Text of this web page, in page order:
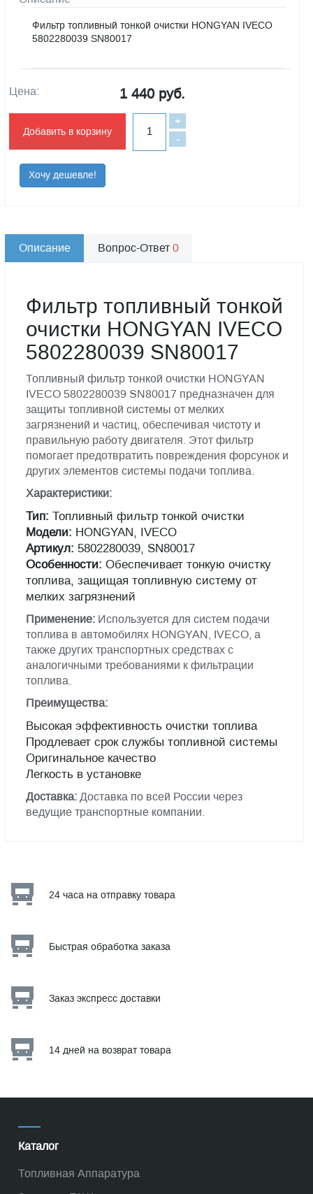
Фильтр топливный тонкой очистки HONGYAN IVECO
5802280039 SN80017
Цена: 1 440 руб.
Добавить в корзину
-
+
Хочу дешевле!
Описание Вопрос-Ответ0
Фильтр топливный тонкой
очистки HONGYAN IVECO
5802280039 SN80017
Топливный фильтр тонкой очистки HONGYAN
IVECO 5802280039 SN80017 предназначен для
защиты топливной системы от мелких
загрязнений и частиц, обеспечивая чистоту и
правильную работу двигателя. Этот фильтр
помогает предотвратить повреждения форсунок и
других элементов системы подачи топлива.
Характеристики:
Тип: Топливный фильтр тонкой очистки
Модели: HONGYAN, IVECO
Артикул: 5802280039, SN80017
Особенности: Обеспечивает тонкую очистку
топлива, защищая топливную систему от
мелких загрязнений
Применение: Используется для систем подачи
топлива в автомобилях HONGYAN, IVECO, а
также других транспортных средствах с
аналогичными требованиями к фильтрации
топлива.
Преимущества:
Высокая эффективность очистки топлива
Продлевает срок службы топливной системы
Оригинальное качество
Легкость в установке
Доставка:Доставка по всей России через
ведущие транспортные компании.
24 часа на отправку товара
Быстрая обработка заказа
Заказ экспресс доставки
14 дней на возврат товара
Каталог
Топливная Аппаратура